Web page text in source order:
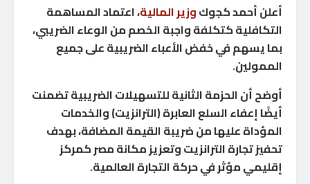
أعلن أحمد كجوكوزير المالية، اعتماد المساهمة
التكافلية كتكلفة واجبة الخصم من الوعاء الضريبي،
بما يسهم في خفض الأعباء الضريبية على جميع
الممولين.
أوضح أن الحزمة الثانية للتسهيلات الضريبية تضمنت
أيضًا إعفاء السلع العابرة (الترانزيت) والخدمات
المؤداة عليها من ضريبة القيمة المضافة، بهدف
تحفيز تجارة الترانزيت وتعزيز مكانة مصر كمركز
إقليمي مؤثر في حركة التجارة العالمية.